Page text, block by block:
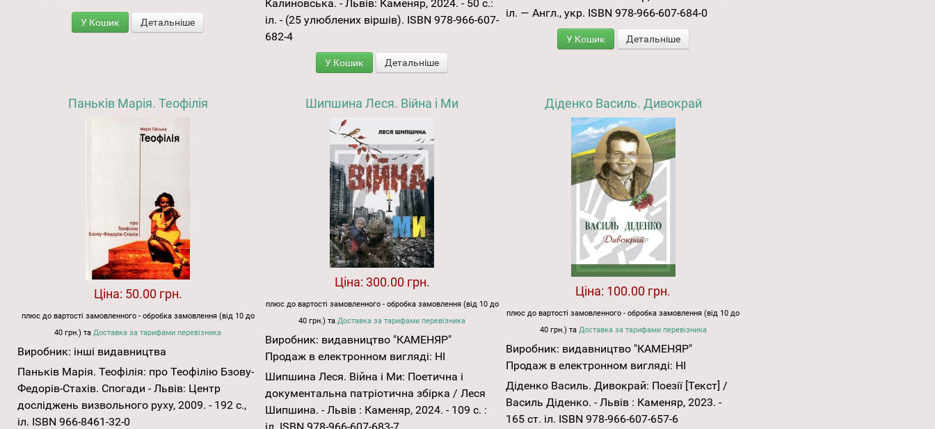
У Кошик Детальніше
Калиновська. - Львів: Каменяр, 2024. - 50 с.:
іл. - (25 улюблених віршів). ISBN 978-966-607-
682-4
У Кошик Детальніше
іл. — Англ., укр. ISBN 978-966-607-684-0
У Кошик Детальніше
Паньків Марія. Теофілія
Ціна: 50.00 грн.
плюс до вартості замовленного - обробка замовлення (від 10 до
40 грн.) таДоставка за тарифами перевізника
Виробник: інші видавництва
Паньків Марія. Теофілія: про Теофілію Бзову-
Федорів-Стахів. Спогади - Львів: Центр
досліджень визвольного руху, 2009. - 192 с.,
іл. ISBN 966-8461-32-0
Шипшина Леся. Війна і Ми
Ціна: 300.00 грн.
плюс до вартості замовленного - обробка замовлення (від 10 до
40 грн.) таДоставка за тарифами перевізника
Виробник: видавництво "КАМЕНЯР"
Продаж в електронном вигляді: НІ
Шипшина Леся. Війна і Ми: Поетична і
документальна патріотична збірка / Леся
Шипшина. - Львів : Каменяр, 2024. - 109 с. :
Діденко Василь. Дивокрай
Ціна: 100.00 грн.
плюс до вартості замовленного - обробка замовлення (від 10 до
40 грн.) та Доставка за тарифами перевізника
Виробник: видавництво "КАМЕНЯР"
Продаж в електронном вигляді: НІ
Діденко Василь. Дивокрай: Поезії [Текст] /
Василь Діденко. - Львів : Каменяр, 2023. -
165 ст. іл. ISBN 978-966-607-657-6